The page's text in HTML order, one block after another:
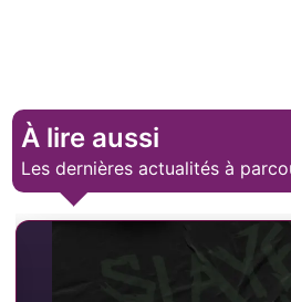
À lire aussi
Les dernières actualités à